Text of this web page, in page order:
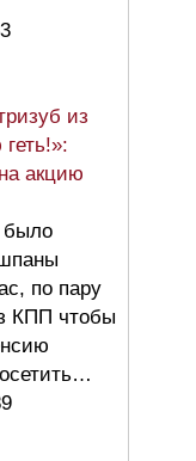
из
акцию
по пару
КПП чтобы